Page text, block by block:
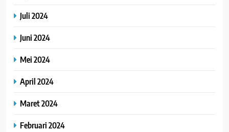
Juli 2024
Juni 2024
Mei 2024
April 2024
Maret 2024
Februari 2024